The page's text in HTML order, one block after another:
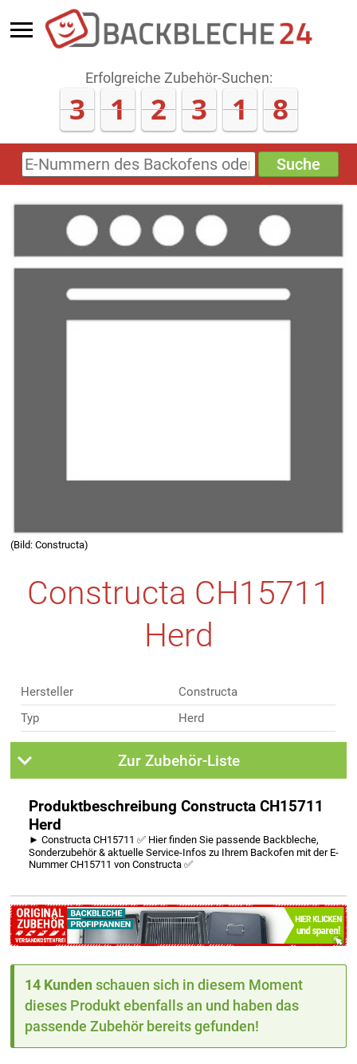
Erfolgreiche Zubehör-Suchen:
3 1 2 3 1 8
E-
Nummern
Sonderzeichen)
Suche
(Bild: Constructa)
Constructa CH15711
Herd
Hersteller
Constructa
Typ
Herd
Zur Zubehör-Liste
Produktbeschreibung Constructa CH15711
Herd
► Constructa CH15711 ✅ Hier finden Sie passende Backbleche,
Sonderzubehör & aktuelle Service-Infos zu Ihrem Backofen mit der E-
Nummer CH15711 von Constructa ✅
14 Kunden schauen sich in diesem Moment
dieses Produkt ebenfalls an und haben das
passende Zubehör bereits gefunden!